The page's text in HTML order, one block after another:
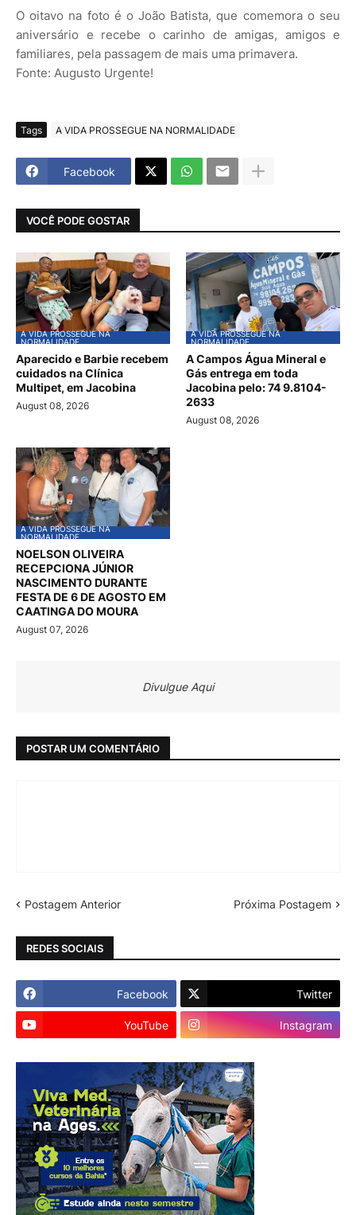
O oitavo na foto é o João Batista, que comemora o seu
aniversário e recebe o carinho de amigas, amigos e
familiares, pela passagem de mais uma primavera.
Fonte: Augusto Urgente!
Tags A VIDA PROSSEGUE NA NORMALIDADE
Facebook
VOCÊ PODE GOSTAR
A VIDA PROSSEGUE NA
NORMALIDADE
Aparecido e Barbie recebem
cuidados na Clínica
Multipet, em Jacobina
August 08, 2026
A VIDA PROSSEGUE NA
NORMALIDADE
A Campos Água Mineral e
Gás entrega em toda
Jacobina pelo: 74 9.8104-
2633
August 08, 2026
A VIDA PROSSEGUE NA
NORMALIDADE
NOELSON OLIVEIRA
RECEPCIONA JÚNIOR
NASCIMENTO DURANTE
FESTA DE 6 DE AGOSTO EM
CAATINGA DO MOURA
August 07, 2026
Divulgue Aqui
POSTAR UM COMENTÁRIO
Postagem Anterior Próxima Postagem
REDES SOCIAIS
Facebook Twitter
YouTube Instagram